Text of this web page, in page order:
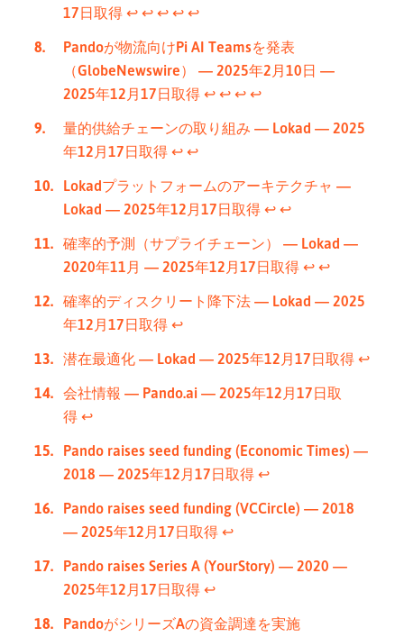
17日取得 ↩︎ ↩︎ ↩︎ ↩︎ ↩︎
Pandoが物流向けPi AI Teamsを発表
（GlobeNewswire） — 2025年2月10日 —
2025年12月17日取得 ↩︎ ↩︎ ↩︎ ↩︎
量的供給チェーンの取り組み — Lokad — 2025
年12月17日取得 ↩︎ ↩︎
Lokadプラットフォームのアーキテクチャ —
Lokad — 2025年12月17日取得 ↩︎ ↩︎
確率的予測（サプライチェーン） — Lokad —
2020年11月 — 2025年12月17日取得 ↩︎ ↩︎
確率的ディスクリート降下法 — Lokad — 2025
年12月17日取得 ↩︎
潜在最適化 — Lokad — 2025年12月17日取得 ↩︎
会社情報 — Pando.ai — 2025年12月17日取
得 ↩︎
Pando raises seed funding (Economic Times) —
2018 — 2025年12月17日取得 ↩︎
Pando raises seed funding (VCCircle) — 2018
— 2025年12月17日取得 ↩︎
Pando raises Series A (YourStory) — 2020 —
2025年12月17日取得 ↩︎
PandoがシリーズAの資金調達を実施